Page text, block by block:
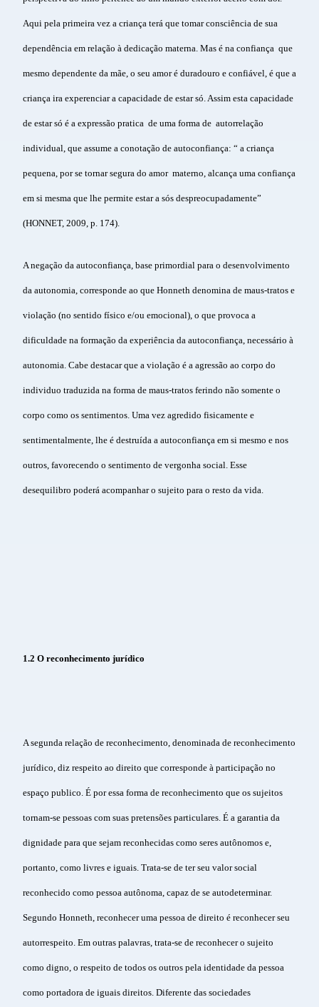
Aqui pela primeira vez a criança terá que tomar consciência de sua
dependência em relação à dedicação materna. Mas é na confiança que
mesmo dependente da mãe, o seu amor é duradouro e confiável, é que a
criança ira experenciar a capacidade de estar só. Assim esta capacidade
de estar só é a expressão pratica de uma forma de autorrelação
individual, que assume a conotação de autoconfiança: “ a criança
pequena, por se tornar segura do amor materno, alcança uma confiança
em si mesma que lhe permite estar a sós despreocupadamente”
(HONNET, 2009, p. 174).
A negação da autoconfiança, base primordial para o desenvolvimento
da autonomia, corresponde ao que Honneth denomina de maus-tratos e
violação (no sentido físico e/ou emocional), o que provoca a
dificuldade na formação da experiência da autoconfiança, necessário à
autonomia. Cabe destacar que a violação é a agressão ao corpo do
individuo traduzida na forma de maus-tratos ferindo não somente o
corpo como os sentimentos. Uma vez agredido fisicamente e
sentimentalmente, lhe é destruída a autoconfiança em si mesmo e nos
outros, favorecendo o sentimento de vergonha social. Esse
desequilibro poderá acompanhar o sujeito para o resto da vida.
1.2 O reconhecimento jurídico
A segunda relação de reconhecimento, denominada de reconhecimento
jurídico, diz respeito ao direito que corresponde à participação no
espaço publico. É por essa forma de reconhecimento que os sujeitos
tornam-se pessoas com suas pretensões particulares. É a garantia da
dignidade para que sejam reconhecidas como seres autônomos e,
portanto, como livres e iguais. Trata-se de ter seu valor social
reconhecido como pessoa autônoma, capaz de se autodeterminar.
Segundo Honneth, reconhecer uma pessoa de direito é reconhecer seu
autorrespeito. Em outras palavras, trata-se de reconhecer o sujeito
como digno, o respeito de todos os outros pela identidade da pessoa
como portadora de iguais direitos. Diferente das sociedades